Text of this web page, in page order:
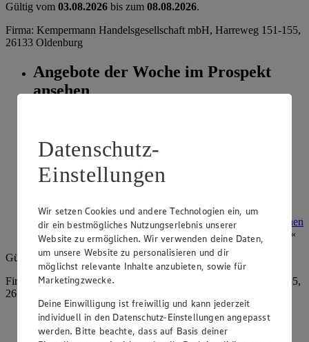
Gültig vom 03.08.2026 bis zum 08.08.2026.
Firma: Kempermann Handelsgesellschaft mbH, Harreweg 151-155,
26133 Oldenburg
Angebote der Woche im Prospekt
ansehen
Prospekt 4052089 im Browser
Prospekt Super Sommer Spar-Pass 2026 im Browser Ansehen
Gültig vom10.08.2026bis zum15.08.2026
Firma: Kempermann Handelsgesellschaft mbH, Harreweg 151-155,
26133 Oldenburg
Angebote der Woche im Prospekt
Datenschutz-
Einstellungen
Wir setzen Cookies und andere Technologien ein, um
dir ein bestmögliches Nutzungserlebnis unserer
Website zu ermöglichen. Wir verwenden deine Daten,
um unsere Website zu personalisieren und dir
möglichst relevante Inhalte anzubieten, sowie für
Marketingzwecke.
Deine Einwilligung ist freiwillig und kann jederzeit
individuell in den Datenschutz-Einstellungen angepasst
werden. Bitte beachte, dass auf Basis deiner